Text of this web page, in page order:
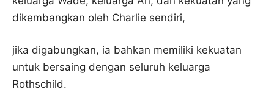
dikembangkan oleh Charlie sendiri,
jika digabungkan, ia bahkan memiliki kekuatan
untuk bersaing dengan seluruh keluarga
Rothschild.